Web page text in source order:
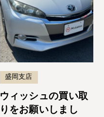
盛岡支店
ウィッシュの買い取
りをお願いしまし